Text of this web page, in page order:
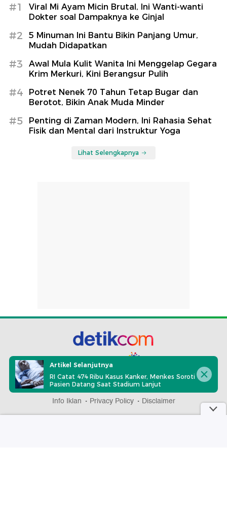
#1
Viral Mi Ayam Micin Brutal, Ini Wanti-wanti
Dokter soal Dampaknya ke Ginjal
#2
5 Minuman Ini Bantu Bikin Panjang Umur,
Mudah Didapatkan
#3
Awal Mula Kulit Wanita Ini Menggelap Gegara
Krim Merkuri, Kini Berangsur Pulih
#4
Potret Nenek 70 Tahun Tetap Bugar dan
Berotot, Bikin Anak Muda Minder
#5
Penting di Zaman Modern, Ini Rahasia Sehat
Fisik dan Mental dari Instruktur Yoga
Lihat Selengkapnya
part of
Redaksi Pedoman Media Siber Karir
Info Iklan
Privacy Policy Disclaimer
Artikel Selanjutnya
RI Catat 474 Ribu Kasus Kanker, Menkes Soroti
Pasien Datang Saat Stadium Lanjut